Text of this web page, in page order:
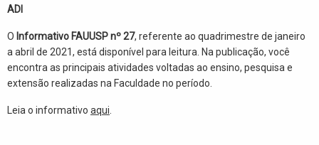
ADI
O Informativo FAUUSP nº 27, referente ao quadrimestre de janeiro
a abril de 2021, está disponível para leitura. Na publicação, você
encontra as principais atividades voltadas ao ensino, pesquisa e
extensão realizadas na Faculdade no período.
Leia o informativo aqui